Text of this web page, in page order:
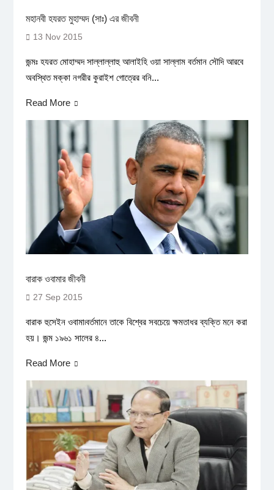
মহানবী হযরত মুহাম্মদ (সাঃ) এর জীবনী
13 Nov 2015
জন্মঃ হযরত মোহাম্মদ সাল্লাল্লাহু আলাইহি ওয়া সাল্লাম বর্তমান সৌদি আরবে
অবস্থিত মক্কা নগরীর কুরাইশ গোত্রের বনি...
Read More
বারাক ওবামার জীবনী
27 Sep 2015
বারাক হুসেইন ওবামা৷বর্তমানে তাকে বিশ্বের সবচেয়ে ক্ষমতাধর ব্যক্তি মনে করা
হয়। জন্ম ১৯৬১ সালের ৪...
Read More